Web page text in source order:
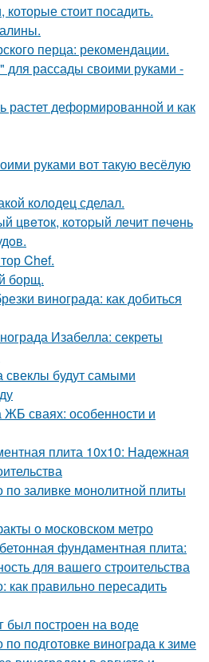
которые стоит посадить.
перца: рекомендации.
рассады своими руками -
деформированной и как
руками вот такую весёлую
колодец сделал.
цвeтoк, кoтopый лeчит пeчeнь
Chef.
борщ.
винограда: как добиться
Изабелла: секреты
свеклы будут самыми
сваях: особенности и
плита 10х10: Надежная
по заливке монолитной плиты
о московском метро
фундаментная плита:
для вашего строительства
как правильно пересадить
был построен на воде
подготовке винограда к зиме